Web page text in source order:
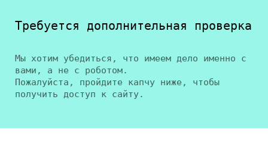
Требуется дополнительная проверка
Мы хотим убедиться, что имеем дело именно с
вами, а не с роботом.
Пожалуйста, пройдите капчу ниже, чтобы
получить доступ к сайту.